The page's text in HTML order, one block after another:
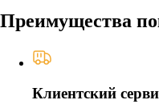
Преимущества
Клиентский